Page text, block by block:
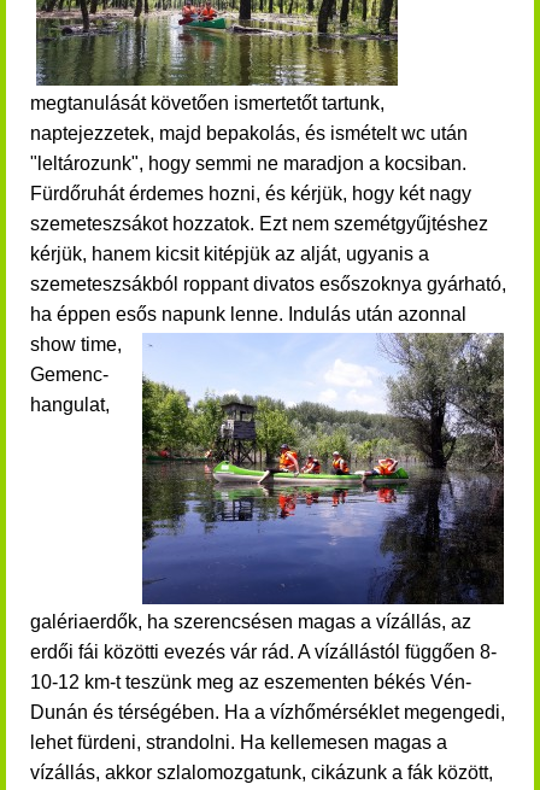
megtanulását követően ismertetőt tartunk,
naptejezzetek, majd bepakolás, és ismételt wc után
"leltározunk", hogy semmi ne maradjon a kocsiban.
Fürdőruhát érdemes hozni, és kérjük, hogy két nagy
szemeteszsákot hozzatok. Ezt nem szemétgyűjtéshez
kérjük, hanem kicsit kitépjük az alját, ugyanis a
szemeteszsákból roppant divatos esőszoknya gyárható,
ha éppen esős napunk lenne. Indulás után azonnal
show time,
Gemenc-
hangulat,
galériaerdők, ha szerencsésen magas a vízállás, az
erdői fái közötti evezés vár rád. A vízállástól függően 8-
10-12 km-t teszünk meg az eszementen békés Vén-
Dunán és térségében. Ha a vízhőmérséklet megengedi,
lehet fürdeni, strandolni. Ha kellemesen magas a
vízállás, akkor szlalomozgatunk, cikázunk a fák között,